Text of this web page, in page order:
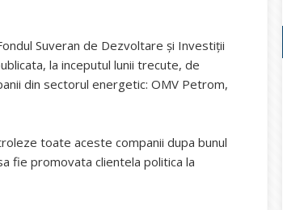
Suveran de Dezvoltare şi Investiţii
la inceputul lunii trecute, de
din sectorul energetic: OMV Petrom,
toate aceste companii dupa bunul
fie promovata clientela politica la